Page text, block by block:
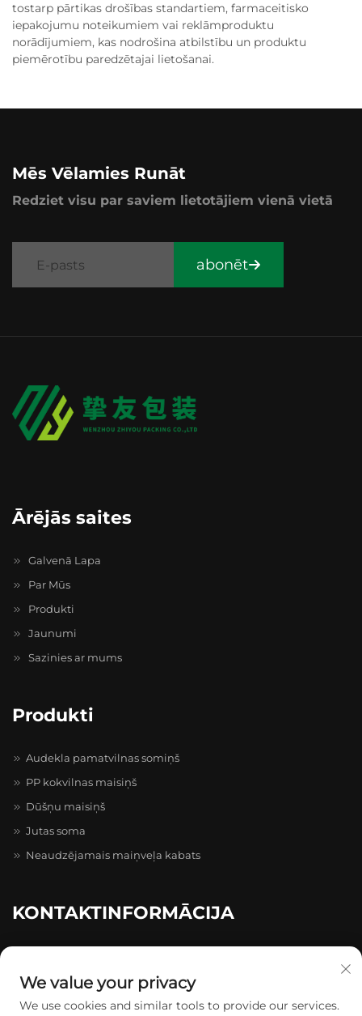
tostarp pārtikas drošības standartiem, farmaceitisko
iepakojumu noteikumiem vai reklāmproduktu
norādījumiem, kas nodrošina atbilstību un produktu
piemērotību paredzētajai lietošanai.
Mēs Vēlamies Runāt
Redziet visu par saviem lietotājiem vienā vietā
abonēt
Ārējās saites
Galvenā Lapa
Par Mūs
Produkti
Jaunumi
Sazinies ar mums
Produkti
Audekla pamatvilnas somiņš
PP kokvilnas maisiņš
Dūšņu maisiņš
Jutas soma
Neaudzējamais maiņveļa kabats
KONTAKTINFORMĀCIJA
511–731, Longgang
+86-13174934862
We value your privacy
We use cookies and similar tools to provide our services.